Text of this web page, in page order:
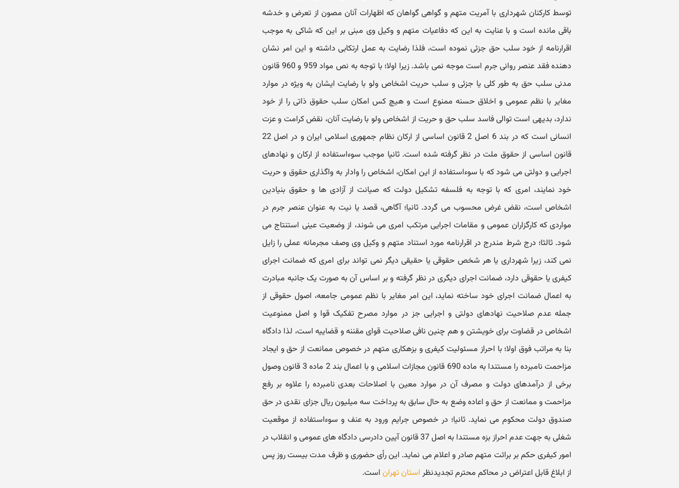
توسط کارکنان شهرداری با آمریت متهم و گواهی گواهان که اظهارات آنان مصون از تعرض و خدشه
باقی مانده است و با عنایت به این که دفاعیات متهم و وکیل وی مبنی بر این که شاکی به موجب
اقرارنامه از خود سلب حق جزئی نموده است، فلذا رضایت به عمل ارتکابی داشته و این امر نشان
دهنده فقد عنصر روانی جرم است موجه نمی باشد. زیرا اولا؛ با توجه به نص مواد 959 و 960 قانون
مدنی سلب حق به طور کلی یا جزئی و سلب حریت اشخاص ولو با رضایت ایشان به ویژه در موارد
مغایر با نظم عمومی و اخلاق حسنه ممنوع است و هیچ کس امکان سلب حقوق ذاتی را از خود
ندارد، بدیهی است توالی فاسد سلب حق و حریت از اشخاص ولو با رضایت آنان، نقض کرامت و عزت
انسانی است که در بند 6 اصل 2 قانون اساسی از ارکان نظام جمهوری اسلامی ایران و در اصل 22
قانون اساسی از حقوق ملت در نظر گرفته شده است. ثانیا موجب سوءاستفاده از ارکان و نهادهای
اجرایی و دولتی می شود که با سوءاستفاده از این امکان، اشخاص را وادار به واگذاری حقوق و حریت
خود نمایند، امری که با توجه به فلسفه تشکیل دولت که صیانت از آزادی ها و حقوق بنیادین
اشخاص است، نقض غرض محسوب می گردد. ثانیا؛ آگاهی، قصد یا نیت به عنوان عنصر جرم در
مواردی که کارگزاران عمومی و مقامات اجرایی مرتکب امری می شوند، از وضعیت عینی استنتاج می
شود. ثالثا؛ درج شرط مندرج در اقرارنامه مورد استناد متهم و وکیل وی وصف مجرمانه عملی را زایل
نمی کند، زیرا شهرداری یا هر شخص حقوقی یا حقیقی دیگر نمی تواند برای امری که ضمانت اجرای
کیفری یا حقوقی دارد، ضمانت اجرای دیگری در نظر گرفته و بر اساس آن به صورت یک جانبه مبادرت
به اعمال ضمانت اجرای خود ساخته نماید، این امر مغایر با نظم عمومی جامعه، اصول حقوقی از
جمله عدم صلاحیت نهادهای دولتی و اجرایی جز در موارد مصرح تفکیک قوا و اصل ممنوعیت
اشخاص در قضاوت برای خویشتن و هم چنین نافی صلاحیت قوای مقننه و قضاییه است، لذا دادگاه
بنا به مراتب فوق اولا؛ با احراز مسئولیت کیفری و بزهکاری متهم در خصوص ممانعت از حق و ایجاد
مزاحمت نامبرده را مستندا به ماده 690 قانون مجازات اسلامی و با اعمال بند 2 ماده 3 قانون وصول
برخی از درآمدهای دولت و مصرف آن در موارد معین با اصلاحات بعدی نامبرده را علاوه بر رفع
مزاحمت و ممانعت از حق و اعاده وضع به حال سابق به پرداخت سه میلیون ریال جزای نقدی در حق
صندوق دولت محکوم می نماید. ثانیا؛ در خصوص جرایم ورود به عنف و سوءاستفاده از موقعیت
شغلی به جهت عدم احراز بزه مستندا به اصل 37 قانون آیین دادرسی دادگاه های عمومی و انقلاب در
امور کیفری حکم بر برائت متهم صادر و اعلام می نماید. این رأی حضوری و ظرف مدت بیست روز پس
از ابلاغ قابل اعتراض در محاکم محترم تجدیدنظر استان تهراناست.